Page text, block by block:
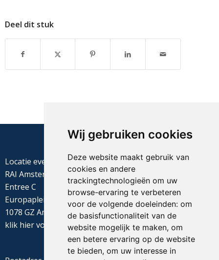
Wij gebruiken cookies
Deze website maakt gebruik van
cookies en andere
trackingtechnologieën om uw
browse-ervaring te verbeteren
voor de volgende doeleinden: om
de basisfunctionaliteit van de
website mogelijk te maken, om
een betere ervaring op de website
te bieden, om uw interesse in
Deel dit stuk
Locatie evenement
RAI Amsterdam
Entree C
Europaplein 22
1078 GZ Amsterdam
klik hiervoor de routebeschrijving